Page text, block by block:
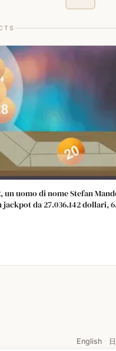
un uomo di nome Stefan
jackpot da 27.036.142 dollari, 6
English ·